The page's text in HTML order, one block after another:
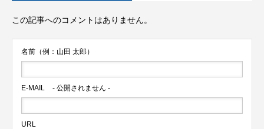
この記事へのコメントはありません。
名前（例：山田 太郎）
E-MAIL - 公開されません -
URL